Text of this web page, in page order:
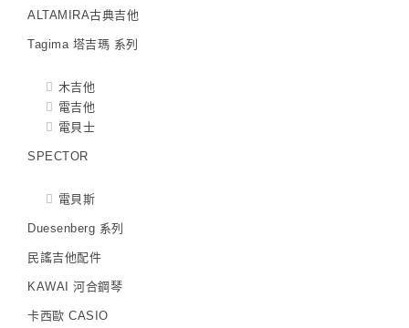
ALTAMIRA古典吉他
Tagima 塔吉瑪 系列
木吉他
電吉他
電貝士
SPECTOR
電貝斯
Duesenberg 系列
民謠吉他配件
KAWAI 河合鋼琴
卡西歐 CASIO